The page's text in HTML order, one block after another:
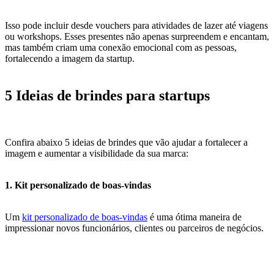
Isso pode incluir desde vouchers para atividades de lazer até viagens
ou workshops. Esses presentes não apenas surpreendem e encantam,
mas também criam uma conexão emocional com as pessoas,
fortalecendo a imagem da startup.
5 Ideias de brindes para startups
Confira abaixo 5 ideias de brindes que vão ajudar a fortalecer a
imagem e aumentar a visibilidade da sua marca:
1. Kit personalizado de boas-vindas
Um kit personalizado de boas-vindas é uma ótima maneira de
impressionar novos funcionários, clientes ou parceiros de negócios.